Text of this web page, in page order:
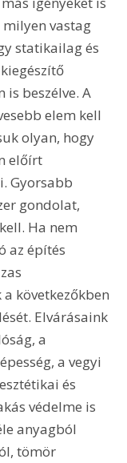
vastag
statikailag és
is beszélve. A
elem kell
olyan, hogy
előírt
Gyorsabb
gondolat,
Ha nem
az építés
következőkben
Elvárásaink
a
a vegyi
és
védelme is
anyagból
tömör